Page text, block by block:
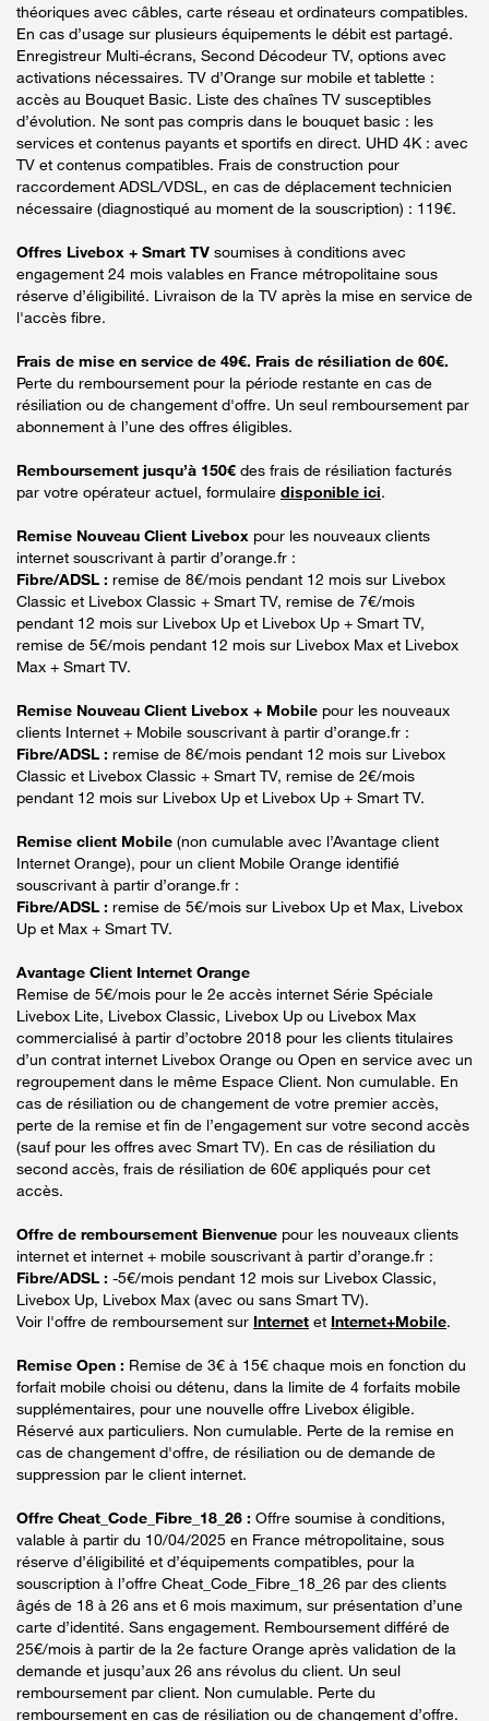
théoriques avec câbles, carte réseau et ordinateurs compatibles.
En cas d’usage sur plusieurs équipements le débit est partagé.
Enregistreur Multi-écrans, Second Décodeur TV, options avec
activations nécessaires. TV d’Orange sur mobile et tablette :
accès au Bouquet Basic. Liste des chaînes TV susceptibles
d’évolution. Ne sont pas compris dans le bouquet basic : les
services et contenus payants et sportifs en direct. UHD 4K : avec
TV et contenus compatibles. Frais de construction pour
raccordement ADSL/VDSL, en cas de déplacement technicien
nécessaire (diagnostiqué au moment de la souscription) : 119€.
Offres Livebox + Smart TV soumises à conditions avec
engagement 24 mois valables en France métropolitaine sous
réserve d’éligibilité. Livraison de la TV après la mise en service de
l'accès fibre.
Frais de mise en service de 49€. Frais de résiliation de 60€.
Perte du remboursement pour la période restante en cas de
résiliation ou de changement d'offre. Un seul remboursement par
abonnement à l’une des offres éligibles.
Remboursement jusqu’à 150€ des frais de résiliation facturés
par votre opérateur actuel, formulaire disponible ici.
Remise Nouveau Client Livebox pour les nouveaux clients
internet souscrivant à partir d’orange.fr :
Fibre/ADSL : remise de 8€/mois pendant 12 mois sur Livebox
Classic et Livebox Classic + Smart TV, remise de 7€/mois
pendant 12 mois sur Livebox Up et Livebox Up + Smart TV,
remise de 5€/mois pendant 12 mois sur Livebox Max et Livebox
Max + Smart TV.
Remise Nouveau Client Livebox + Mobile pour les nouveaux
clients Internet + Mobile souscrivant à partir d’orange.fr :
Fibre/ADSL : remise de 8€/mois pendant 12 mois sur Livebox
Classic et Livebox Classic + Smart TV, remise de 2€/mois
pendant 12 mois sur Livebox Up et Livebox Up + Smart TV.
Remise client Mobile (non cumulable avec l’Avantage client
Internet Orange), pour un client Mobile Orange identifié
souscrivant à partir d’orange.fr :
Fibre/ADSL : remise de 5€/mois sur Livebox Up et Max, Livebox
Up et Max + Smart TV.
Avantage Client Internet Orange
Remise de 5€/mois pour le 2e accès internet Série Spéciale
Livebox Lite, Livebox Classic, Livebox Up ou Livebox Max
commercialisé à partir d’octobre 2018 pour les clients titulaires
d’un contrat internet Livebox Orange ou Open en service avec un
regroupement dans le même Espace Client. Non cumulable. En
cas de résiliation ou de changement de votre premier accès,
perte de la remise et fin de l’engagement sur votre second accès
(sauf pour les offres avec Smart TV). En cas de résiliation du
second accès, frais de résiliation de 60€ appliqués pour cet
accès.
Offre de remboursement Bienvenue pour les nouveaux clients
internet et internet + mobile souscrivant à partir d’orange.fr :
Fibre/ADSL : -5€/mois pendant 12 mois sur Livebox Classic,
Livebox Up, Livebox Max (avec ou sans Smart TV).
Voir l'offre de remboursement sur Internet et Internet+Mobile.
Remise Open : Remise de 3€ à 15€ chaque mois en fonction du
forfait mobile choisi ou détenu, dans la limite de 4 forfaits mobile
supplémentaires, pour une nouvelle offre Livebox éligible.
Réservé aux particuliers. Non cumulable. Perte de la remise en
cas de changement d'offre, de résiliation ou de demande de
suppression par le client internet.
Offre Cheat_Code_Fibre_18_26 : Offre soumise à conditions,
valable à partir du 10/04/2025 en France métropolitaine, sous
réserve d’éligibilité et d’équipements compatibles, pour la
souscription à l’offre Cheat_Code_Fibre_18_26 par des clients
âgés de 18 à 26 ans et 6 mois maximum, sur présentation d’une
carte d’identité. Sans engagement. Remboursement différé de
25€/mois à partir de la 2e facture Orange après validation de la
demande et jusqu’aux 26 ans révolus du client. Un seul
remboursement par client. Non cumulable. Perte du
remboursement en cas de résiliation ou de changement d’offre.